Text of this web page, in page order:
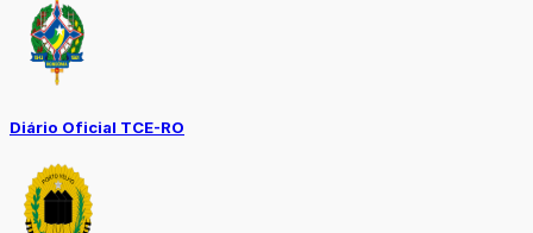
Diário Oficial TCE-RO